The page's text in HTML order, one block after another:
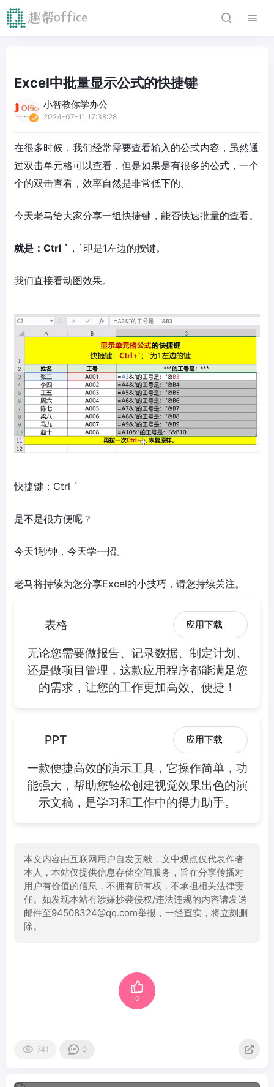
Excel中批量显示公式的快捷键
小智教你学办公
2024-07-11 17:38:28
在很多时候，我们经常需要查看输入的公式内容，虽然通
过双击单元格可以查看，但是如果是有很多的公式，一个
个的双击查看，效率自然是非常低下的。
今天老马给大家分享一组快捷键，能否快速批量的查看。
就是：Ctrl ` ，`即是1左边的按键。
我们直接看动图效果。
快捷键：Ctrl `
是不是很方便呢？
今天1秒钟，今天学一招。
老马将持续为您分享Excel的小技巧，请您持续关注。
表格 应用下载
无论您需要做报告、记录数据、制定计划、
还是做项目管理，这款应用程序都能满足您
的需求，让您的工作更加高效、便捷！
PPT 应用下载
一款便捷高效的演示工具，它操作简单，功
能强大，帮助您轻松创建视觉效果出色的演
示文稿，是学习和工作中的得力助手。
本文内容由互联网用户自发贡献，文中观点仅代表作者
本人，本站仅提供信息存储空间服务，旨在分享传播对
用户有价值的信息，不拥有所有权，不承担相关法律责
任。如发现本站有涉嫌抄袭侵权/违法违规的内容请发送
邮件至94508324@qq.com举报，一经查实，将立刻删
除。
0
741 0